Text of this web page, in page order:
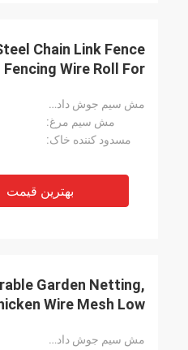
Chain Link Fence
Wire Roll For
مش سیم جوش داده شده:
مش سیم مرغ:
مسدود کننده خاک:
بهترین قیمت
Garden Netting,
Wire Mesh Low
مش سیم جوش داده شده: